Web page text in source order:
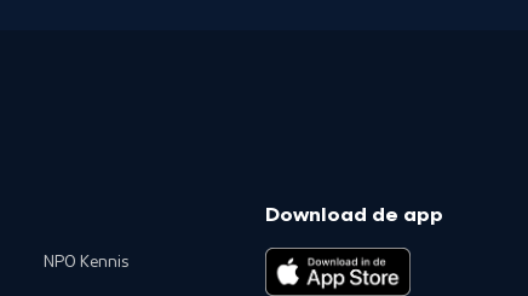
NPO Kennis
Download de app